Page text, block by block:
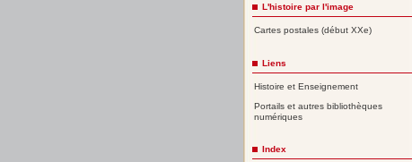
L'histoire par l'image
Cartes postales (début XXe)
Liens
Histoire et Enseignement
Portails et autres bibliothèques
numériques
Index